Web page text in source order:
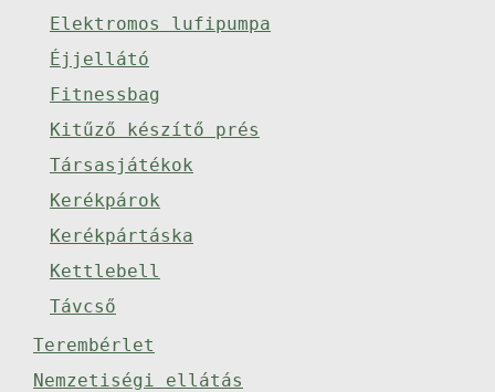
Elektromos lufipumpa
Éjjellátó
Fitnessbag
Kitűző készítő prés
Társasjátékok
Kerékpárok
Kerékpártáska
Kettlebell
Távcső
Terembérlet
Nemzetiségi ellátás